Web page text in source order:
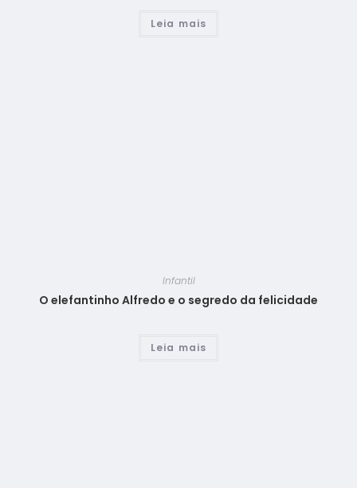
Leia mais
Infantil
O elefantinho Alfredo e o segredo da felicidade
Leia mais